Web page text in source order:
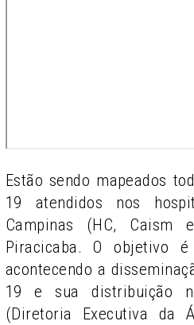
Estão sendo mapeados
19 atendidos nos
Campinas (HC, Caism
Piracicaba. O objetivo
acontecendo a
19 e sua distribuição
(Diretoria Executiva da